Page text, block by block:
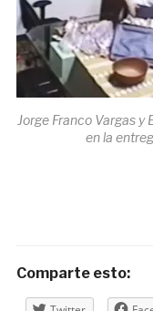
Jorge Franco Vargas y
en la
Comparte esto: